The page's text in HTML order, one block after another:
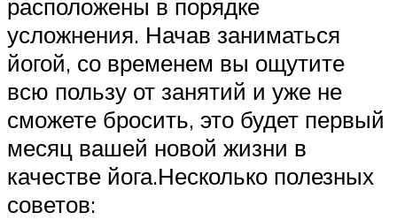
расположены в порядке
усложнения. Начав заниматься
йогой, со временем вы ощутите
всю пользу от занятий и уже не
сможете бросить, это будет первый
месяц вашей новой жизни в
качестве йога.Несколько полезных
советов: